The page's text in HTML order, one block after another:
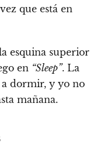
que está en
esquina superior
en “Sleep”. La
dormir, y yo no
mañana.